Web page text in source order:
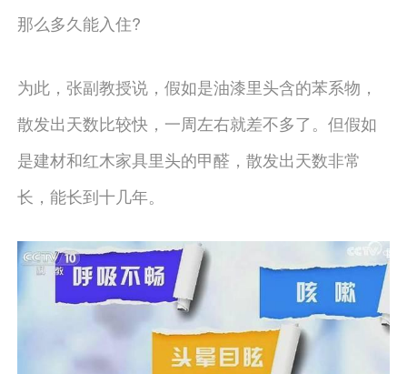
那么多久能入住?
为此，张副教授说，假如是油漆里头含的苯系物，
散发出天数比较快，一周左右就差不多了。但假如
是建材和红木家具里头的甲醛，散发出天数非常
长，能长到十几年。